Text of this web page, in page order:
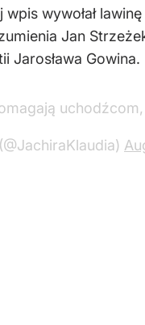
wywołał
Jan
Jarosława Gowina.